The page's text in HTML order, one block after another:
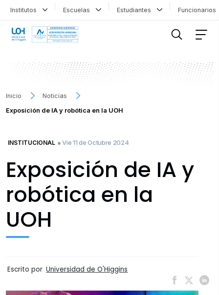
Institutos Escuelas Estudiantes
Inicio
Noticias
Exposición de IA y robótica en la UOH
INSTITUCIONAL ● Vie 11 de Octubre 2024
Exposición de IA y
robótica en la
UOH
Escrito por Universidad de O'Higgins